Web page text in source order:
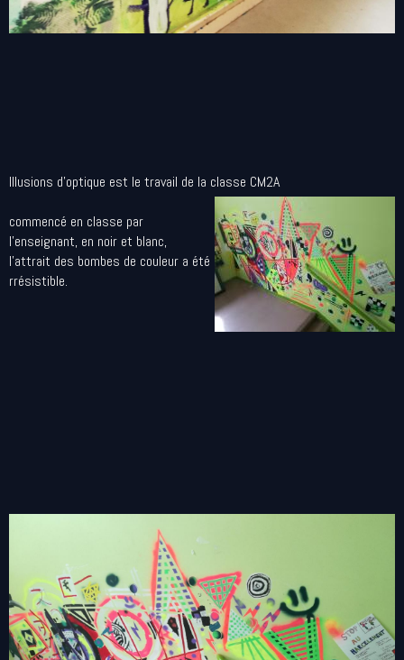
Illusions d'optique est le travail de la classe CM2A
commencé en classe par
l'enseignant, en noir et blanc,
l'attrait des bombes de couleur a été
rrésistible.